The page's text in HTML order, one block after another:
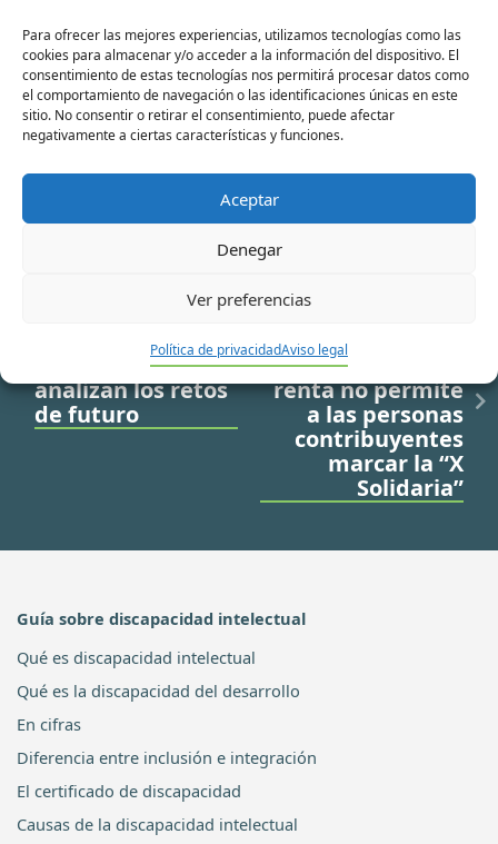
Para ofrecer las mejores experiencias, utilizamos tecnologías como las
cookies para almacenar y/o acceder a la información del dispositivo. El
consentimiento de estas tecnologías nos permitirá procesar datos como
el comportamiento de navegación o las identificaciones únicas en este
sitio. No consentir o retirar el consentimiento, puede afectar
negativamente a ciertas características y funciones.
Aceptar
Denegar
Ver preferencias
Política de privacidadAviso legal
No hay contenido relacionado.
Dirigentes de
Plena inclusión
analizan los retos
de futuro
Ir a noticia siguiente
aplicación de la
renta no permite
a las personas
contribuyentes
marcar la “X
Solidaria”
Guía sobre discapacidad intelectual
Qué es discapacidad intelectual
Qué es la discapacidad del desarrollo
En cifras
Diferencia entre inclusión e integración
El certificado de discapacidad
Causas de la discapacidad intelectual